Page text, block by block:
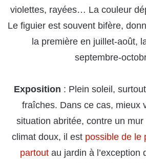
violettes, rayées… La couleur
Le figuier est souvent bifère,
la première en juillet-août,
septembre-
Exposition : Plein soleil,
fraîches. Dans ce cas, mieux
situation abritée, contre un
climat doux, il est possible de le
partout au jardin à l’exception